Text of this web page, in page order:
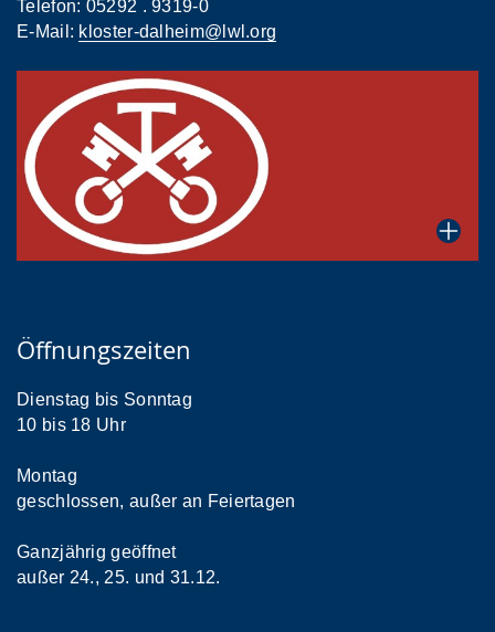
Telefon: 05292 . 9319-0
E-Mail: kloster-dalheim@lwl.org
Öffnungszeiten
Dienstag bis Sonntag
10 bis 18 Uhr
Montag
geschlossen, außer an Feiertagen
Ganzjährig geöffnet
außer 24., 25. und 31.12.